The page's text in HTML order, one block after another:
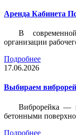
Аренда Кабинета
В
организации
Подробнее
17.06.2026
Выбираем
Виброрейка —
бетонными
Подробнее